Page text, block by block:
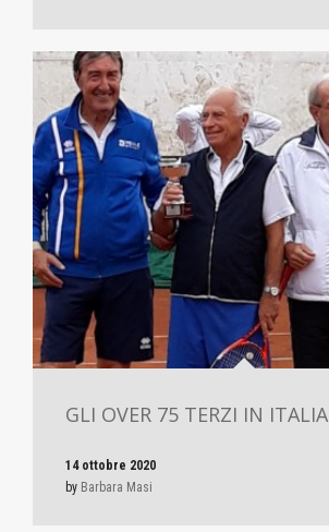
GLI OVER 75 TERZI IN ITALIA
14 ottobre 2020
by Barbara Masi